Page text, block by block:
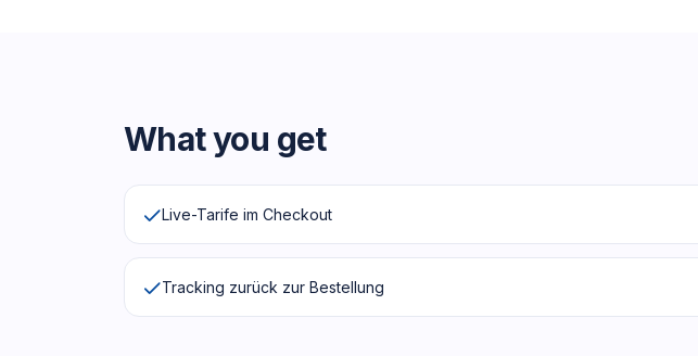
What you get
Live-Tarife im Checkout
Tracking zurück zur Bestellung